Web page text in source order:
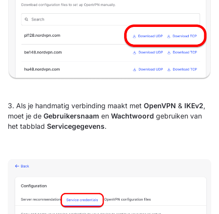
3. Als je handmatig verbinding maakt met OpenVPN & IKEv2,
moet je de Gebruikersnaam en Wachtwoord gebruiken van
het tabblad Servicegegevens.